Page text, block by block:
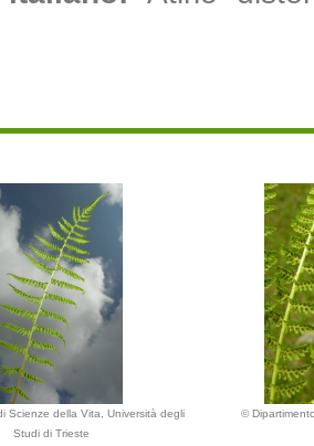
Scienze della Vita, Università degli
Studi di Trieste
©